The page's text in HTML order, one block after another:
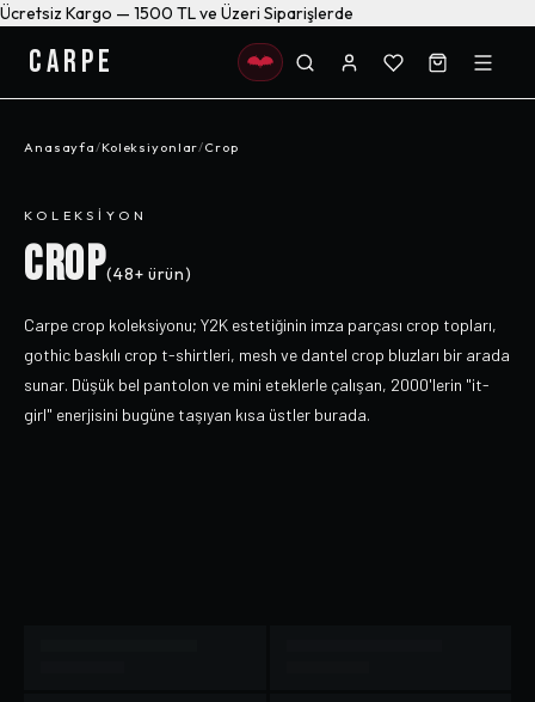
Ücretsiz Kargo — 1500 TL ve Üzeri Siparişlerde
CARPE
Anasayfa/Koleksiyonlar/Crop
KOLEKSIYON
CROP(48+ ürün)
Carpe crop koleksiyonu; Y2K estetiğinin imza parçası crop topları,
gothic baskılı crop t-shirtleri, mesh ve dantel crop bluzları bir arada
sunar. Düşük bel pantolon ve mini eteklerle çalışan, 2000'lerin "it-
girl" enerjisini bugüne taşıyan kısa üstler burada.